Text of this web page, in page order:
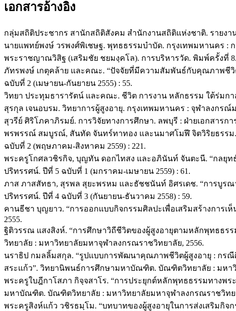
เอกสารอ้างอิง
กลุ่มสถิติประชากร สานักสถิติสังคม สำนักงานสถิติแห่งชาติ. รายงา
นายแพทย์พงษ์ วรพงศ์พิเชษฐ. พุทธธรรมบำบัด. กรุงเทพมหานคร :
พระราชญาณวิสิฐ (เสริมชัย ชยมงฺคโล). การบริหารวัด. พิมพ์ครั้งที่
ภัทรพงษ์ เกตุคล้าย และคณะ. “ปัจจัยที่มีความสัมพันธ์กับคุณภาพชีวิ
ฉบับที่ 2 (เมษายน-กันยายน 2555) : 55.
วิทยา ประทุมธารารัตน์ และคณะ. ชีวิต การงาน หลักธรรม ใต้ร่มก
สุรกุล เจนอบรม. วิทยาการผู้สูงอายุ. กรุงเทพมหานคร : จุฬาลงกรณ์
สุวรีย์ ศิริโภคาภิรมย์. การวิจัยทางการศึกษา. ลพบุรี : ฝ่ายเอกสารก
พรพรรณ์ สมบูรณ์, สันทัด จันทร์ทาทอง และนมาศโมฬี จิตวิริยธรรม
ฉบับที่ 2 (พฤษภาคม-สิงหาคม 2559) : 221.
พระครูโกศลวชิรกิจ, บุญทัน ดอกไทสง และอภินันท์ จันตะนี. “กลยุ
ปริทรรศน์. ปีที่ 5 ฉบับที่ 1 (มกราคม-เมษายน 2559) : 61.
ภาส ภาสสัทธา, สุรพล สุยะพรหม และธัชชนันท์ อิศรเดช. “การบูร
ปริทรรศน์. ปีที่ 4 ฉบับที่ 3 (กันยายน-ธันวาคม 2558) : 59.
คานธีชา บุญยาว. “การออกแบบกิจกรรมศิลปะเพื่อเสริมสร้างกา
2555.
ฐิติวรรณ แสงสิงห์. “การศึกษาวิถีชีวิตของผู้สูงอายุตามหลักพุทธ
วิทยาลัย : มหาวิทยาลัยมหาจุฬาลงกรณราชวิทยาลัย, 2556.
นราธิป กมลลิ้มสกุล. “รูปแบบการพัฒนาคุณภาพชีวิตผู้สูงอายุ : กร
สระแก้ว”. วิทยานิพนธ์การศึกษามหาบัณฑิต. บัณฑิตวิทยาลัย : มหาวิ
พระครูใบฎีกาโสภา กิจฺจสาโร. “การประยุกต์หลักพุทธธรรมทางพ
มหาบัณฑิต. บัณฑิตวิทยาลัย : มหาวิทยาลัยมหาจุฬาลงกรณราชวิทย
พระครูสิงห์แก้ว วชิรธมฺโม. “บทบาทของผู้สูงอายุในการส่งเสริมกิ